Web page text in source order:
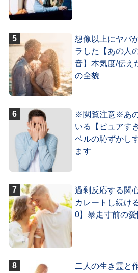
想像以上にヤバ
ラした【あの人
音】本気度/伝え
の全貌
※閲覧注意※あ
いる【ピュアす
ベルの恥ずかし
ます
過剰反応する関
カレートし続け
0】暴走寸前の
二人の生き霊と